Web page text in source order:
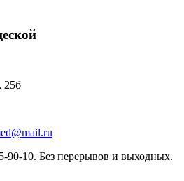
25б
90-10. Без перерывов и выходных.